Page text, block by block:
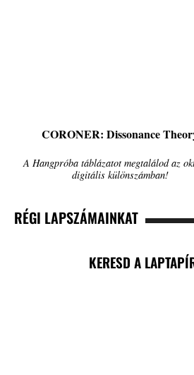
CORONER: Dissonance
A Hangpróba táblázatot megtalálod az
digitális különszámban!
RÉGI LAPSZÁMAINKAT
KERESD A